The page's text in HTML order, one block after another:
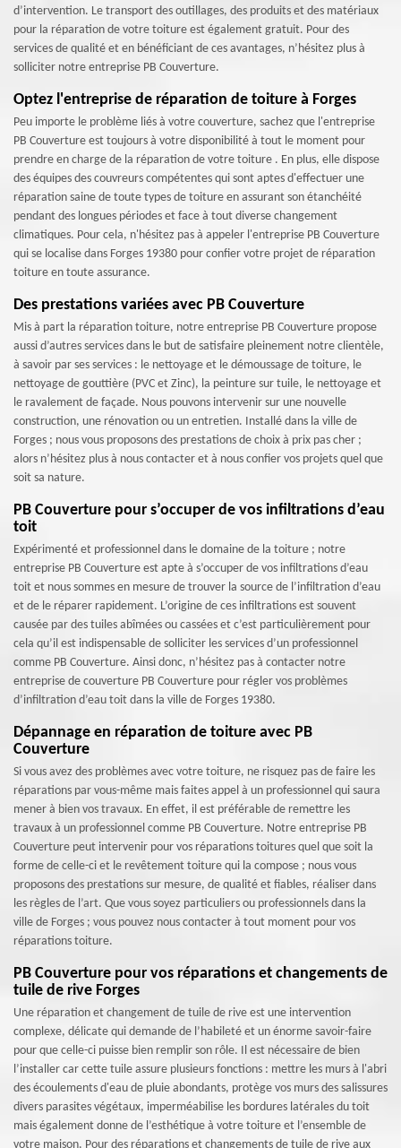
d’intervention. Le transport des outillages, des produits et des matériaux
pour la réparation de votre toiture est également gratuit. Pour des
services de qualité et en bénéficiant de ces avantages, n’hésitez plus à
solliciter notre entreprise PB Couverture.
Optez l'entreprise de réparation de toiture à Forges
Peu importe le problème liés à votre couverture, sachez que l'entreprise
PB Couverture est toujours à votre disponibilité à tout le moment pour
prendre en charge de la réparation de votre toiture . En plus, elle dispose
des équipes des couvreurs compétentes qui sont aptes d'effectuer une
réparation saine de toute types de toiture en assurant son étanchéité
pendant des longues périodes et face à tout diverse changement
climatiques. Pour cela, n'hésitez pas à appeler l'entreprise PB Couverture
qui se localise dans Forges 19380 pour confier votre projet de réparation
toiture en toute assurance.
Des prestations variées avec PB Couverture
Mis à part la réparation toiture, notre entreprise PB Couverture propose
aussi d’autres services dans le but de satisfaire pleinement notre clientèle,
à savoir par ses services : le nettoyage et le démoussage de toiture, le
nettoyage de gouttière (PVC et Zinc), la peinture sur tuile, le nettoyage et
le ravalement de façade. Nous pouvons intervenir sur une nouvelle
construction, une rénovation ou un entretien. Installé dans la ville de
Forges ; nous vous proposons des prestations de choix à prix pas cher ;
alors n’hésitez plus à nous contacter et à nous confier vos projets quel que
soit sa nature.
PB Couverture pour s’occuper de vos infiltrations d’eau
toit
Expérimenté et professionnel dans le domaine de la toiture ; notre
entreprise PB Couverture est apte à s’occuper de vos infiltrations d’eau
toit et nous sommes en mesure de trouver la source de l’infiltration d’eau
et de le réparer rapidement. L’origine de ces infiltrations est souvent
causée par des tuiles abîmées ou cassées et c’est particulièrement pour
cela qu’il est indispensable de solliciter les services d’un professionnel
comme PB Couverture. Ainsi donc, n’hésitez pas à contacter notre
entreprise de couverture PB Couverture pour régler vos problèmes
d’infiltration d’eau toit dans la ville de Forges 19380.
Dépannage en réparation de toiture avec PB
Couverture
Si vous avez des problèmes avec votre toiture, ne risquez pas de faire les
réparations par vous-même mais faites appel à un professionnel qui saura
mener à bien vos travaux. En effet, il est préférable de remettre les
travaux à un professionnel comme PB Couverture. Notre entreprise PB
Couverture peut intervenir pour vos réparations toitures quel que soit la
forme de celle-ci et le revêtement toiture qui la compose ; nous vous
proposons des prestations sur mesure, de qualité et fiables, réaliser dans
les règles de l’art. Que vous soyez particuliers ou professionnels dans la
ville de Forges ; vous pouvez nous contacter à tout moment pour vos
réparations toiture.
PB Couverture pour vos réparations et changements de
tuile de rive Forges
Une réparation et changement de tuile de rive est une intervention
complexe, délicate qui demande de l’habileté et un énorme savoir-faire
pour que celle-ci puisse bien remplir son rôle. Il est nécessaire de bien
l’installer car cette tuile assure plusieurs fonctions : mettre les murs à l'abri
des écoulements d'eau de pluie abondants, protège vos murs des salissures
divers parasites végétaux, imperméabilise les bordures latérales du toit
mais également donne de l’esthétique à votre toiture et l’ensemble de
votre maison. Pour des réparations et changements de tuile de rive aux